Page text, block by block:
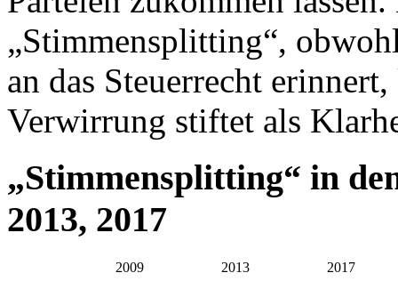
„Stimmensplitting“,
an das Steuerrecht
Verwirrung stiftet als
„Stimmensplitting“ in
2013, 2017
2009 2013 2017